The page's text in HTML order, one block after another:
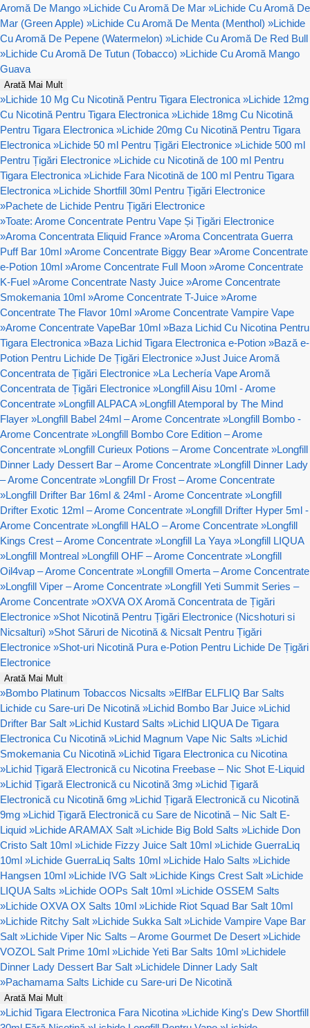
Aromă De Mango »Lichide Cu Aromă De Mar »Lichide Cu Aromă De
Mar (Green Apple) »Lichide Cu Aromă De Menta (Menthol) »Lichide
Cu Aromă De Pepene (Watermelon) »Lichide Cu Aromă De Red Bull
»Lichide Cu Aromă De Tutun (Tobacco) »Lichide Cu Aromă Mango
Guava
Arată Mai Mult
»Lichide 10 Mg Cu Nicotină Pentru Tigara Electronica »Lichide 12mg
Cu Nicotină Pentru Tigara Electronica »Lichide 18mg Cu Nicotină
Pentru Tigara Electronica »Lichide 20mg Cu Nicotină Pentru Tigara
Electronica »Lichide 50 ml Pentru Țigări Electronice »Lichide 500 ml
Pentru Țigări Electronice »Lichide cu Nicotină de 100 ml Pentru
Tigara Electronica »Lichide Fara Nicotină de 100 ml Pentru Tigara
Electronica »Lichide Shortfill 30ml Pentru Țigări Electronice
»Pachete de Lichide Pentru Țigări Electronice
»Toate: Arome Concentrate Pentru Vape Și Țigări Electronice
»Aroma Concentrata Eliquid France »Aroma Concentrata Guerra
Puff Bar 10ml »Arome Concentrate Biggy Bear »Arome Concentrate
e-Potion 10ml »Arome Concentrate Full Moon »Arome Concentrate
K-Fuel »Arome Concentrate Nasty Juice »Arome Concentrate
Smokemania 10ml »Arome Concentrate T-Juice »Arome
Concentrate The Flavor 10ml »Arome Concentrate Vampire Vape
»Arome Concentrate VapeBar 10ml »Baza Lichid Cu Nicotina Pentru
Tigara Electronica »Baza Lichid Tigara Electronica e-Potion »Bază e-
Potion Pentru Lichide De Țigări Electronice »Just Juice Aromă
Concentrata de Țigări Electronice »La Lechería Vape Aromă
Concentrata de Țigări Electronice »Longfill Aisu 10ml - Arome
Concentrate »Longfill ALPACA »Longfill Atemporal by The Mind
Flayer »Longfill Babel 24ml – Arome Concentrate »Longfill Bombo -
Arome Concentrate »Longfill Bombo Core Edition – Arome
Concentrate »Longfill Curieux Potions – Arome Concentrate »Longfill
Dinner Lady Dessert Bar – Arome Concentrate »Longfill Dinner Lady
– Arome Concentrate »Longfill Dr Frost – Arome Concentrate
»Longfill Drifter Bar 16ml & 24ml - Arome Concentrate »Longfill
Drifter Exotic 12ml – Arome Concentrate »Longfill Drifter Hyper 5ml -
Arome Concentrate »Longfill HALO – Arome Concentrate »Longfill
Kings Crest – Arome Concentrate »Longfill La Yaya »Longfill LIQUA
»Longfill Montreal »Longfill OHF – Arome Concentrate »Longfill
Oil4vap – Arome Concentrate »Longfill Omerta – Arome Concentrate
»Longfill Viper – Arome Concentrate »Longfill Yeti Summit Series –
Arome Concentrate »OXVA OX Aromă Concentrata de Țigări
Electronice »Shot Nicotină Pentru Țigări Electronice (Nicshoturi si
Nicsalturi) »Shot Săruri de Nicotină & Nicsalt Pentru Țigări
Electronice »Shot-uri Nicotină Pura e-Potion Pentru Lichide De Țigări
Electronice
Arată Mai Mult
»Bombo Platinum Tobaccos Nicsalts »ElfBar ELFLIQ Bar Salts
Lichide cu Sare-uri De Nicotină »Lichid Bombo Bar Juice »Lichid
Drifter Bar Salt »Lichid Kustard Salts »Lichid LIQUA De Tigara
Electronica Cu Nicotină »Lichid Magnum Vape Nic Salts »Lichid
Smokemania Cu Nicotină »Lichid Tigara Electronica cu Nicotina
»Lichid Țigară Electronică cu Nicotina Freebase – Nic Shot E-Liquid
»Lichid Țigară Electronică cu Nicotină 3mg »Lichid Țigară
Electronică cu Nicotină 6mg »Lichid Țigară Electronică cu Nicotină
9mg »Lichid Țigară Electronică cu Sare de Nicotină – Nic Salt E-
Liquid »Lichide ARAMAX Salt »Lichide Big Bold Salts »Lichide Don
Cristo Salt 10ml »Lichide Fizzy Juice Salt 10ml »Lichide GuerraLiq
10ml »Lichide GuerraLiq Salts 10ml »Lichide Halo Salts »Lichide
Hangsen 10ml »Lichide IVG Salt »Lichide Kings Crest Salt »Lichide
LIQUA Salts »Lichide OOPs Salt 10ml »Lichide OSSEM Salts
»Lichide OXVA OX Salts 10ml »Lichide Riot Squad Bar Salt 10ml
»Lichide Ritchy Salt »Lichide Sukka Salt »Lichide Vampire Vape Bar
Salt »Lichide Viper Nic Salts – Arome Gourmet De Desert »Lichide
VOZOL Salt Prime 10ml »Lichide Yeti Bar Salts 10ml »Lichidele
Dinner Lady Dessert Bar Salt »Lichidele Dinner Lady Salt
»Pachamama Salts Lichide cu Sare-uri De Nicotină
Arată Mai Mult
»Lichid Tigara Electronica Fara Nicotina »Lichide King's Dew Shortfill